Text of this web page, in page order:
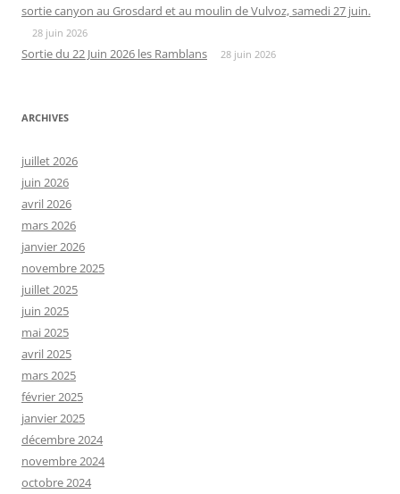
sortie canyon au Grosdard et au moulin de Vulvoz, samedi 27 juin.
28 juin 2026
Sortie du 22 Juin 2026 les Ramblans 28 juin 2026
ARCHIVES
juillet 2026
juin 2026
avril 2026
mars 2026
janvier 2026
novembre 2025
juillet 2025
juin 2025
mai 2025
avril 2025
mars 2025
février 2025
janvier 2025
décembre 2024
novembre 2024
octobre 2024